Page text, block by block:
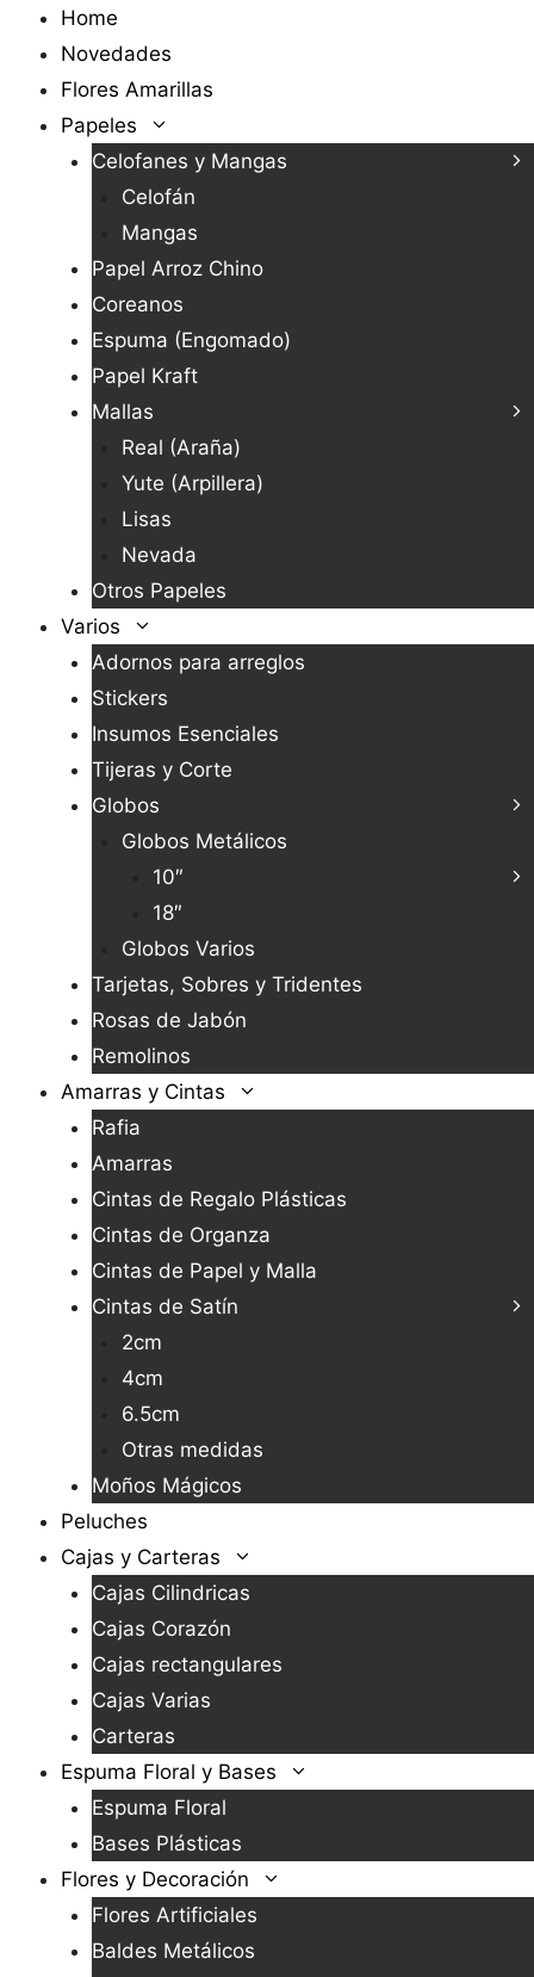
Saltar
Home
Novedades
Flores Amarillas
Papeles
Celofanes y Mangas
Celofán
Mangas
Papel Arroz Chino
Coreanos
Espuma (Engomado)
Papel Kraft
Mallas
Real (Araña)
Yute (Arpillera)
Lisas
Nevada
Otros Papeles
Varios
Adornos para arreglos
Stickers
Insumos Esenciales
Tijeras y Corte
Globos
Globos Metálicos
10″
18″
Globos Varios
Tarjetas, Sobres y Tridentes
Rosas de Jabón
Remolinos
Amarras y Cintas
Rafia
Amarras
Cintas de Regalo Plásticas
Cintas de Organza
Cintas de Papel y Malla
Cintas de Satín
2cm
4cm
6.5cm
Otras medidas
Moños Mágicos
Peluches
Cajas y Carteras
Cajas Cilindricas
Cajas Corazón
Cajas rectangulares
Cajas Varias
Carteras
Espuma Floral y Bases
Espuma Floral
Bases Plásticas
Flores y Decoración
Flores Artificiales
Baldes Metálicos